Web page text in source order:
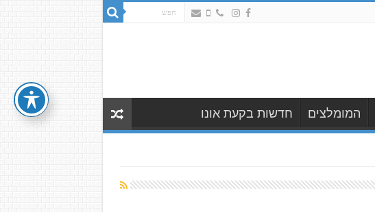
המומלצים חדשות בקעת אונו